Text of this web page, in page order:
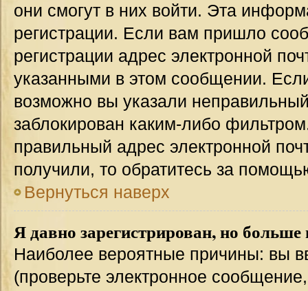
они смогут в них войти. Эта
регистрации. Если вам пришло
регистрации адрес электронной
указанными в этом сообщении.
возможно вы указали
заблокирован каким-либо
правильный адрес электронной
получили, то обратитесь за
Вернуться наверх
Я давно зарегистрирован, но
Наиболее вероятные причины: вы
(проверьте электронное